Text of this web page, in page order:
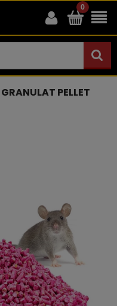
PELLET